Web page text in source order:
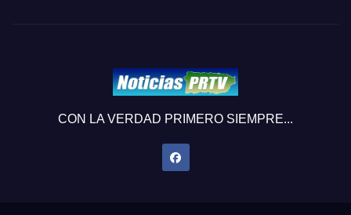
CON LA VERDAD PRIMERO SIEMPRE...